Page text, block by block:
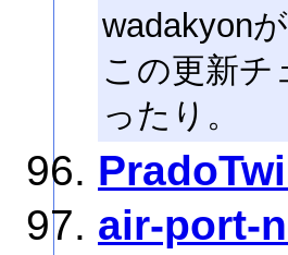
wadakyon
この更新チ
ったり。
air-port-